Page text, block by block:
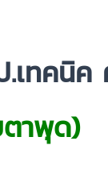
.เทคนิ
าพุด)